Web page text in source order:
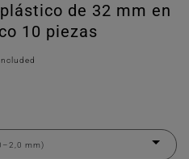
de 32 mm en
10 piezas